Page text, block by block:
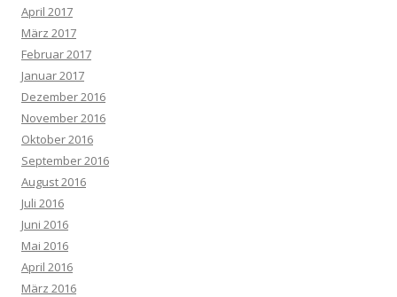
April 2017
März 2017
Februar 2017
Januar 2017
Dezember 2016
November 2016
Oktober 2016
September 2016
August 2016
Juli 2016
Juni 2016
Mai 2016
April 2016
März 2016